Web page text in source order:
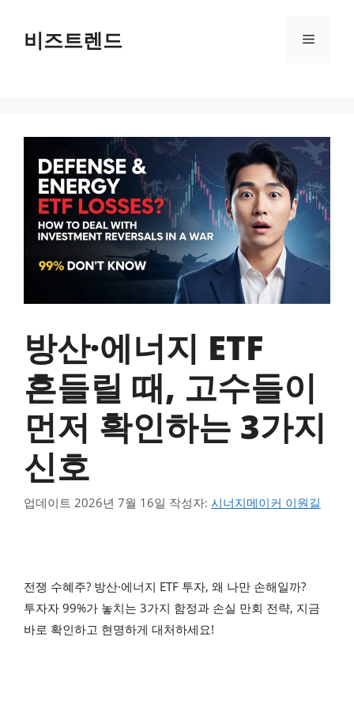
건너뛰기비즈트렌드 메뉴
방산·에너지 ETF
흔들릴 때, 고수들이
먼저 확인하는 3가지
신호
업데이트 2026년 7월 16일 작성자: 시너지메이커 이원길
전쟁 수혜주? 방산·에너지 ETF 투자, 왜 나만 손해일까?
투자자 99%가 놓치는 3가지 함정과 손실 만회 전략, 지금
바로 확인하고 현명하게 대처하세요!